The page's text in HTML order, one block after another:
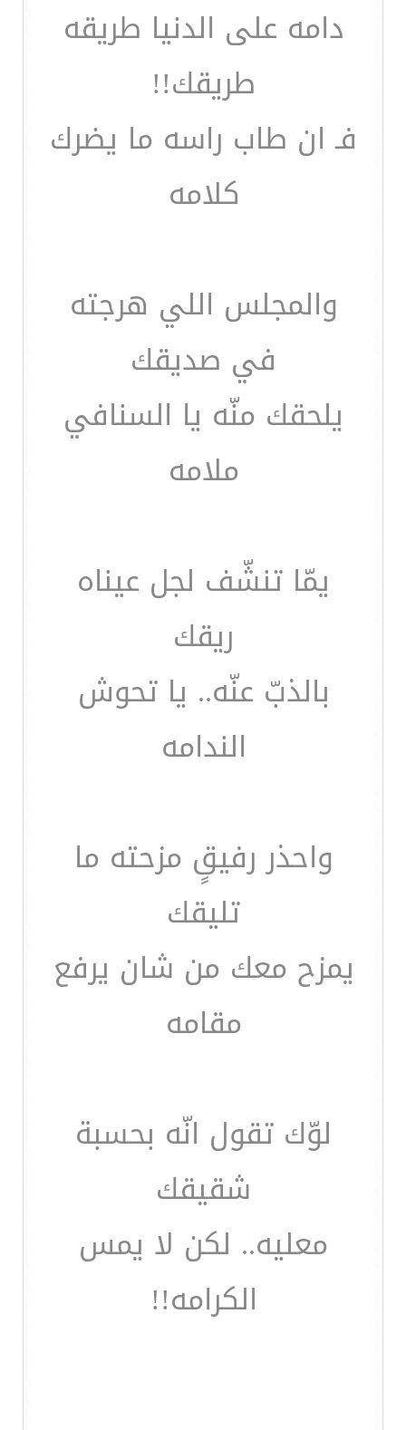
دامه على الدنيا طريقه
طريقك!!
فـ ان طاب راسه ما يضرك
كلامه
والمجلس اللي هرجته
في صديقك
يلحقك منّه يا السنافي
ملامه
يمّا تنشّف لجل عيناه
ريقك
بالذبّ عنّه.. يا تحوش
الندامه
واحذر رفيقٍ مزحته ما
تليقك
يمزح معك من شان يرفع
مقامه
لوّك تقول انّه بحسبة
شقيقك
معليه.. لكن لا يمس
الكرامه!!